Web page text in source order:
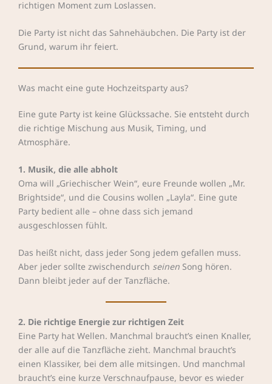
richtigen Moment zum Loslassen.
Die Party ist nicht das Sahnehäubchen. Die Party ist der
Grund, warum ihr feiert.
Was macht eine gute Hochzeitsparty aus?
Eine gute Party ist keine Glückssache. Sie entsteht durch
die richtige Mischung aus Musik, Timing, und
Atmosphäre.
1. Musik, die alle abholt
Oma will „Griechischer Wein“, eure Freunde wollen „Mr.
Brightside“, und die Cousins wollen „Layla“. Eine gute
Party bedient alle – ohne dass sich jemand
ausgeschlossen fühlt.
Das heißt nicht, dass jeder Song jedem gefallen muss.
Aber jeder sollte zwischendurch seinen Song hören.
Dann bleibt jeder auf der Tanzfläche.
2. Die richtige Energie zur richtigen Zeit
Eine Party hat Wellen. Manchmal braucht’s einen Knaller,
der alle auf die Tanzfläche zieht. Manchmal braucht’s
einen Klassiker, bei dem alle mitsingen. Und manchmal
braucht’s eine kurze Verschnaufpause, bevor es wieder